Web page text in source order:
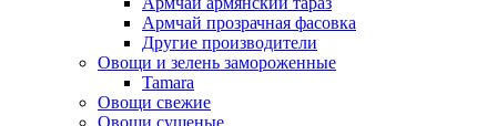
Армчай прозрачная фасовка
Другие производители
Овощи и зелень замороженные
Tamara
Овощи свежие
Овощи сушеные